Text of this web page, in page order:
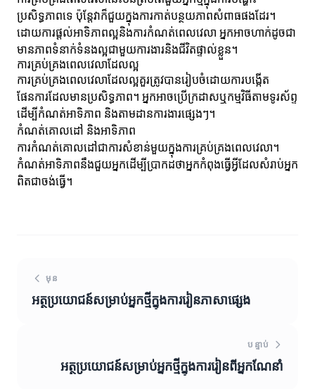
ប្រសិទ្ធភាពទេ ប៉ុន្តែវាក៏ជួយក្នុងការកាត់បន្ថយភាពសំពាធផងដែរ។
ដោយការផ្ដល់អាទិភាពល្អនិងការកំណត់ពេលវេលា អ្នកអាចហាក់ដូចជា
មានភាពទំនាក់ទំនងល្អជាមួយការងារនិងជីវិតផ្ទាល់ខ្លួន។
ការគ្រប់គ្រងពេលវេលាដែលល្អ
ការគ្រប់គ្រងពេលវេលាដែលល្អគួរត្រូវបានរៀបចំដោយការបង្កើត
ផែនការដែលមានប្រសិទ្ធភាព។ អ្នកអាចប្រើក្រដាសឬកម្មវិធីតាមទូរស័ព្ទ
ដើម្បីកំណត់អាទិភាព និងតាមដានការងារផ្សេងៗ។
កំណត់គោលដៅ និងអាទិភាព
ការកំណត់គោលដៅជាការសំខាន់មួយក្នុងការគ្រប់គ្រងពេលវេលា។
កំណត់អាទិភាពនឹងជួយអ្នកដើម្បីប្រាកដថាអ្នកកំពុងធ្វើអ្វីដែលសំរាប់អ្នក
ពិតជាចង់ធ្វើ។
មុន
អត្ថប្រយោជន៍សម្រាប់អ្នកថ្មីក្នុងការរៀនភាសាផ្សេង
បន្ទាប់
អត្ថប្រយោជន៍សម្រាប់អ្នកថ្មីក្នុងការរៀនពីអ្នកណែនាំ